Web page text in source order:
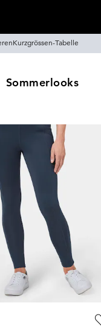
Kurzgrössen-Tabelle
Sommerlooks
Hosen
Sale Farbe